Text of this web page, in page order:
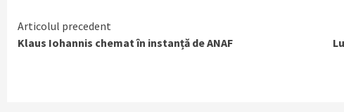
Continue
Articolul precedent
Klaus Iohannis chemat în instanță de ANAF